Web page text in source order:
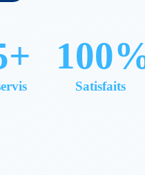
+
Satisfaits
100